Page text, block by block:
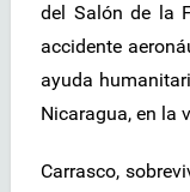
del Salón de la
accidente
ayuda
Nicaragua, en la
Carrasco,